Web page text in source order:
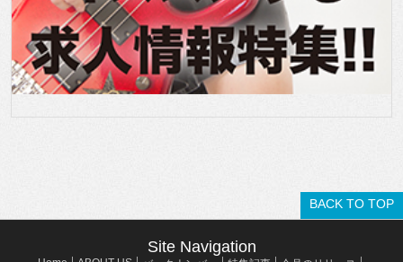
BACK TO TOP
Site Navigation